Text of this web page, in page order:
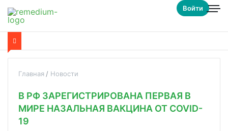
Войти
Главная Новости
В РФ ЗАРЕГИСТРИРОВАНА ПЕРВАЯ В
МИРЕ НАЗАЛЬНАЯ ВАКЦИНА ОТ COVID-
19